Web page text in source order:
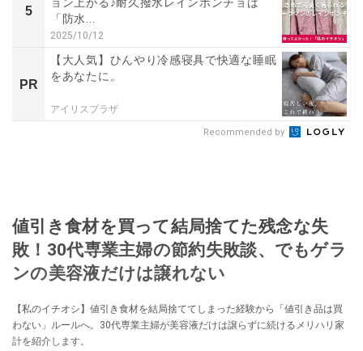
5
「防水...
2025/10/12
PR
【大人気】ひんやり冷感寝具で快適な睡眠
をあなたに。
アイリスプラザ
Recommended by
値引き食材を買って結局捨てた残念な失
敗！30代専業主婦の節約失敗談、でもゲラ
ンの美容液だけは譲れない
【私のイチオシ】値引き食材を結局捨ててしまった経験から「値引き品は買
わない」ルールへ。30代専業主婦が美容液だけは譲らずに続けるメリハリ家
計を紹介します。